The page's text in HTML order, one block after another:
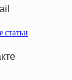
статьи